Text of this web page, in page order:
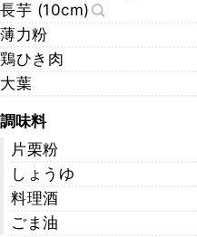
長芋 (10cm)
薄力粉
鶏ひき肉
大葉
調味料
片栗粉
しょうゆ
料理酒
ごま油